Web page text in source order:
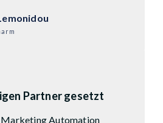
Partner gesetzt
Marketing Automation